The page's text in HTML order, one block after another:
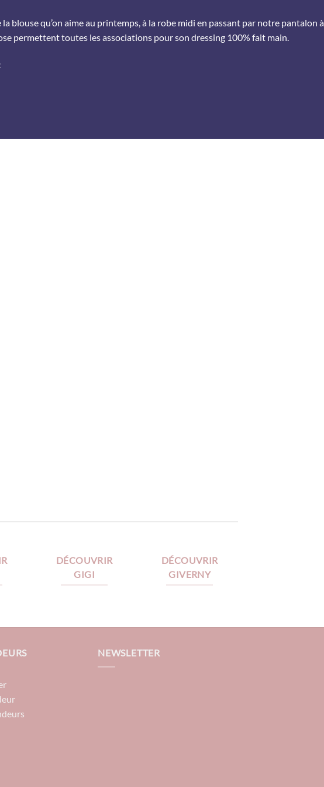
blouse qu’on aime au printemps, à la robe midi en passant par notre pantalon à
permettent toutes les associations pour son dressing 100% fait main.
DÉCOUVRIR
GIGI
DÉCOUVRIR
GIVERNY
NEWSLETTER